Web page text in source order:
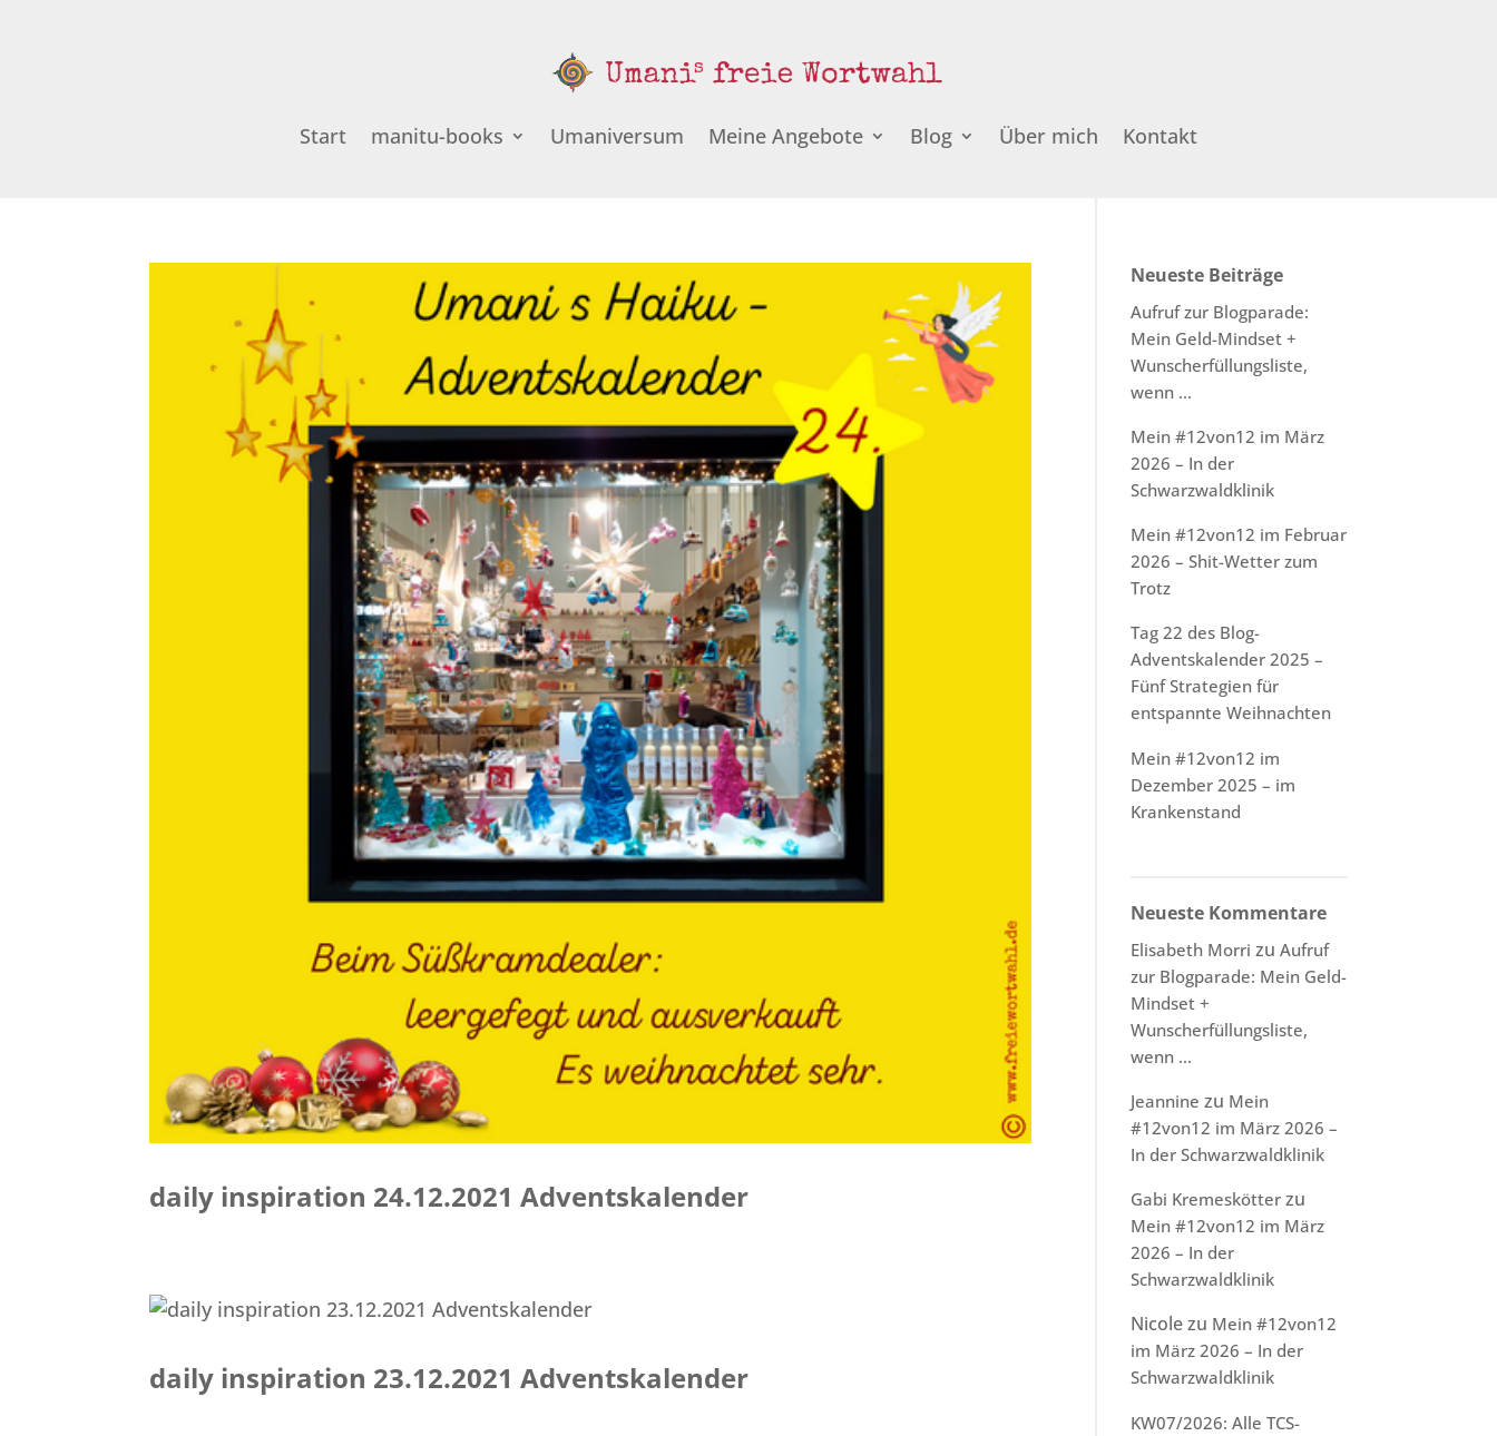
Start manitu-books Umaniversum Meine Angebote Blog Über mich Kontakt
daily inspiration 24.12.2021 Adventskalender
daily inspiration 23.12.2021 Adventskalender
Neueste Beiträge
Aufruf zur Blogparade:
Mein Geld-Mindset +
Wunscherfüllungsliste,
wenn …
Mein #12von12 im März
2026 – In der
Schwarzwaldklinik
Mein #12von12 im Februar
2026 – Shit-Wetter zum
Trotz
Tag 22 des Blog-
Adventskalender 2025 –
Fünf Strategien für
entspannte Weihnachten
Mein #12von12 im
Dezember 2025 – im
Krankenstand
Neueste Kommentare
Elisabeth Morri zuAufruf
zur Blogparade: Mein Geld-
Mindset +
Wunscherfüllungsliste,
wenn …
Jeannine zu Mein
#12von12 im März 2026 –
In der Schwarzwaldklinik
Gabi Kremeskötter zu
Mein #12von12 im März
2026 – In der
Schwarzwaldklinik
Nicolezu Mein #12von12
im März 2026 – In der
Schwarzwaldklinik
KW07/2026: Alle TCS-